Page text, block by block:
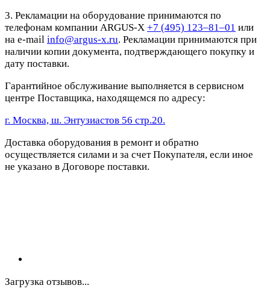
3. Рекламации на оборудование принимаются по
телефонам компании ARGUS-X +7 (495) 123–81–01 или
на e-mail info@argus-x.ru. Рекламации принимаются при
наличии копии документа, подтверждающего покупку и
дату поставки.
Гарантийное обслуживание выполняется в сервисном
центре Поставщика, находящемся по адресу:
г. Москва, ш. Энтузиастов 56 стр.20.
Доставка оборудования в ремонт и обратно
осуществляется силами и за счет Покупателя, если иное
не указано в Договоре поставки.
Загрузка отзывов...